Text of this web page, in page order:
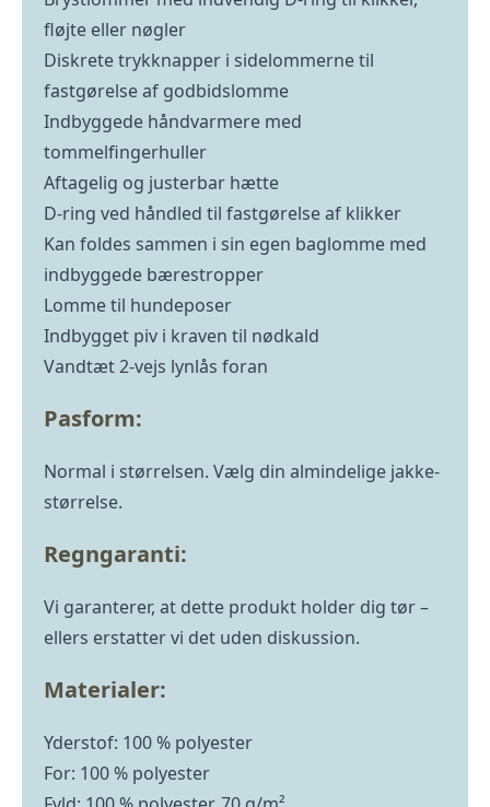
fløjte eller nøgler
Diskrete trykknapper i sidelommerne til
fastgørelse af godbidslomme
Indbyggede håndvarmere med
tommelfingerhuller
Aftagelig og justerbar hætte
D-ring ved håndled til fastgørelse af klikker
Kan foldes sammen i sin egen baglomme med
indbyggede bærestropper
Lomme til hundeposer
Indbygget piv i kraven til nødkald
Vandtæt 2-vejs lynlås foran
Pasform:
Normal i størrelsen. Vælg din almindelige jakke-
størrelse.
Regngaranti:
Vi garanterer, at dette produkt holder dig tør –
ellers erstatter vi det uden diskussion.
Materialer:
Yderstof: 100 % polyester
For: 100 % polyester